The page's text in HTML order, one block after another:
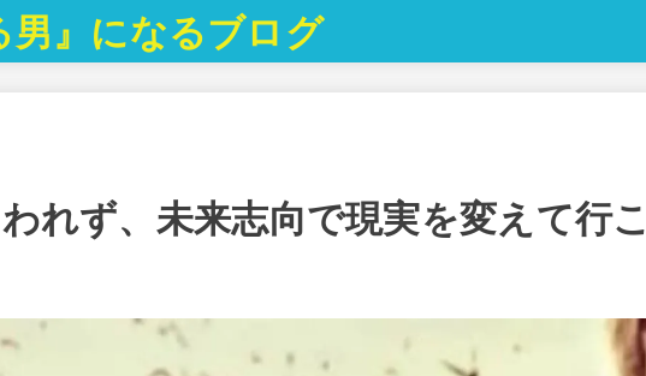
男』になるブログ
れず、未来志向で現実を変えて行こ